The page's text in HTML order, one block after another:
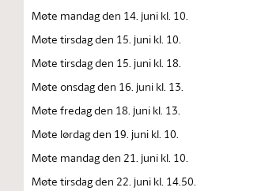
Møte mandag den 14. juni kl. 10.
Møte tirsdag den 15. juni kl. 10.
Møte tirsdag den 15. juni kl. 18.
Møte onsdag den 16. juni kl. 13.
Møte fredag den 18. juni kl. 13.
Møte lørdag den 19. juni kl. 10.
Møte mandag den 21. juni kl. 10.
Møte tirsdag den 22. juni kl. 14.50.